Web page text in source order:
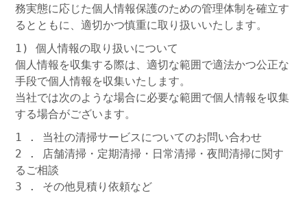
務実態に応じた個人情報保護のための管理体制を確立す
るとともに、適切かつ慎重に取り扱いいたします。
1) 個人情報の取り扱いについて
個人情報を収集する際は、適切な範囲で適法かつ公正な
手段で個人情報を収集いたします。
当社では次のような場合に必要な範囲で個人情報を収集
する場合がございます。
1 . 当社の清掃サービスについてのお問い合わせ
2 . 店舗清掃・定期清掃・日常清掃・夜間清掃に関す
るご相談
3 . その他見積り依頼など